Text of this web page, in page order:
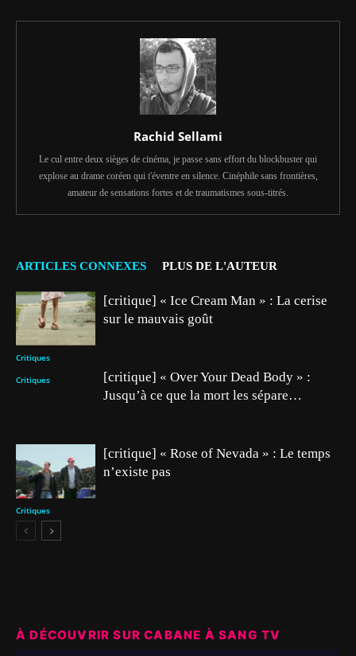
Rachid Sellami
Le cul entre deux sièges de cinéma, je passe sans effort du blockbuster qui
explose au drame coréen qui t'éventre en silence. Cinéphile sans frontières,
amateur de sensations fortes et de traumatismes sous-titrés.
ARTICLES CONNEXES PLUS DE L'AUTEUR
Critiques
[critique] « Ice Cream Man » : La cerise
sur le mauvais goût
Critiques
[critique] « Over Your Dead Body » :
Jusqu’à ce que la mort les sépare…
Critiques
[critique] « Rose of Nevada » : Le temps
n’existe pas
À DÉCOUVRIR SUR CABANE À SANG TV